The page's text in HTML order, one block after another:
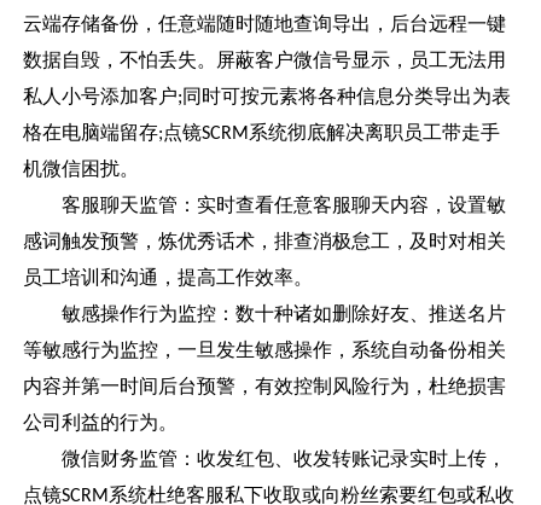
云端存储备份，任意端随时随地查询导出，后台远程一键
数据自毁，不怕丢失。屏蔽客户微信号显示，员工无法用
私人小号添加客户;同时可按元素将各种信息分类导出为表
格在电脑端留存;点镜SCRM系统彻底解决离职员工带走手
机微信困扰。
客服聊天监管：实时查看任意客服聊天内容，设置敏
感词触发预警，炼优秀话术，排查消极怠工，及时对相关
员工培训和沟通，提高工作效率。
敏感操作行为监控：数十种诸如删除好友、推送名片
等敏感行为监控，一旦发生敏感操作，系统自动备份相关
内容并第一时间后台预警，有效控制风险行为，杜绝损害
公司利益的行为。
微信财务监管：收发红包、收发转账记录实时上传，
点镜SCRM系统杜绝客服私下收取或向粉丝索要红包或私收